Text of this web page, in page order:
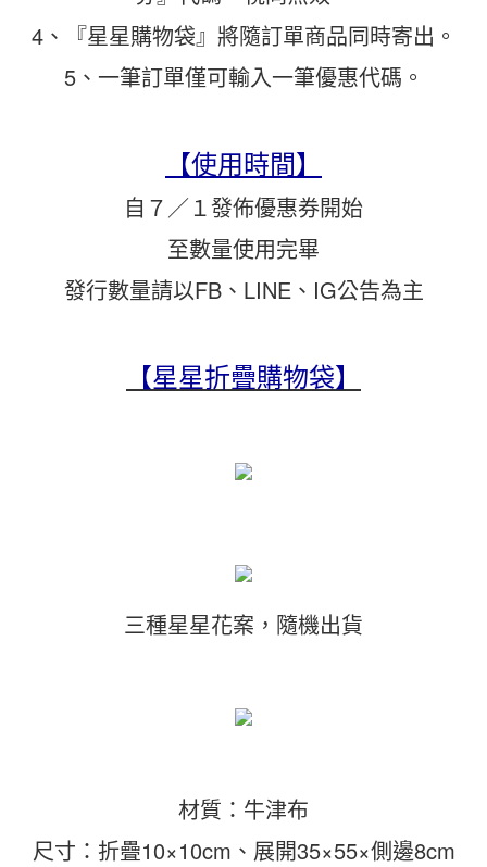
4、『星星購物袋』將隨訂單商品同時寄出。
5、一筆訂單僅可輸入一筆優惠代碼。
【使用時間】
自７／１發佈優惠券開始
至數量使用完畢
發行數量請以FB、LINE、IG公告為主
【星星折疊購物袋】
三種星星花案，隨機出貨
材質：牛津布
尺寸：折疊10×10cm、展開35×55×側邊8cm